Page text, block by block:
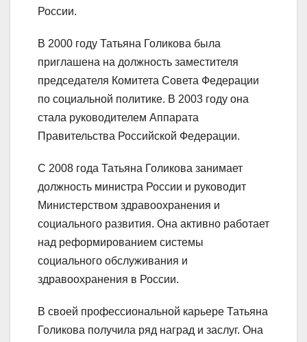
России.
В 2000 году Татьяна Голикова была
приглашена на должность заместителя
председателя Комитета Совета Федерации
по социальной политике. В 2003 году она
стала руководителем Аппарата
Правительства Российской Федерации.
С 2008 года Татьяна Голикова занимает
должность министра России и руководит
Министерством здравоохранения и
социального развития. Она активно работает
над реформированием системы
социального обслуживания и
здравоохранения в России.
В своей профессиональной карьере Татьяна
Голикова получила ряд наград и заслуг. Она